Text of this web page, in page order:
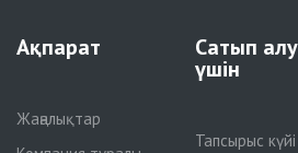
Ақпарат
Жаңалықтар
Сатып
үшін
Тапсырыс күйі